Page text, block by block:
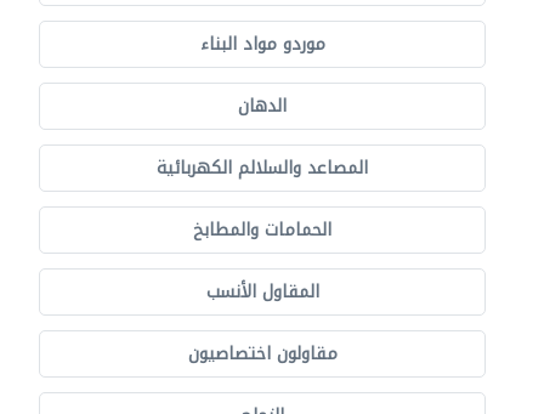
موردو مواد البناء
الدهان
المصاعد والسلالم الكهربائية
الحمامات والمطابخ
المقاول الأنسب
مقاولون اختصاصيون